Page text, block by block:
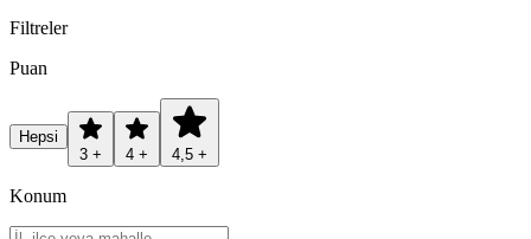
Filtreler
Puan
Hepsi
3 +
4 + 4,5 +
Konum